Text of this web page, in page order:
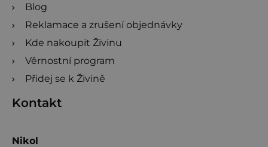
Blog
Reklamace a zrušení objednávky
Kde nakoupit Živinu
Věrnostní program
Přidej se k Živině
Kontakt
Nikol